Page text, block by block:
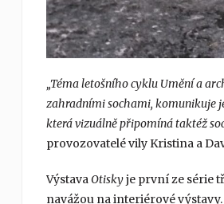
„Téma letošního cyklu Umění a
zahradními sochami, komunikuje
která vizuálně připomíná taktéž
provozovatelé vily Kristina a
VýstavaOtiskyje první ze série
navážou na interiérové výstavy.